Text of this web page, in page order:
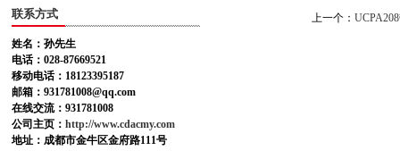
联系方式
姓名：孙先生
电话：028-87669521
移动电话：18123395187
邮箱：931781008@qq.com
在线交流：931781008
公司主页： http://www.cdacmy.com
地址：成都市金牛区金府路111号
上一个：